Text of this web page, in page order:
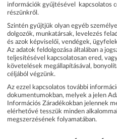
információk gyűjtésével kapcsolatos
részünkről.
Szintén gyűjtjük olyan egyéb
dolgozók, munkatársak, levelezés
és azok képviselői, vendégek,
Az adatok feldolgozása általában a
teljesítésével kapcsolatosan ered,
követelések megállapításával,
céljából végzünk.
Az ezzel kapcsolatos további
dokumentumokban, melyek a jelen
Információs Záradékokban jelennek
elérhetővé tesszük minden
megszerzésének folyamatában.